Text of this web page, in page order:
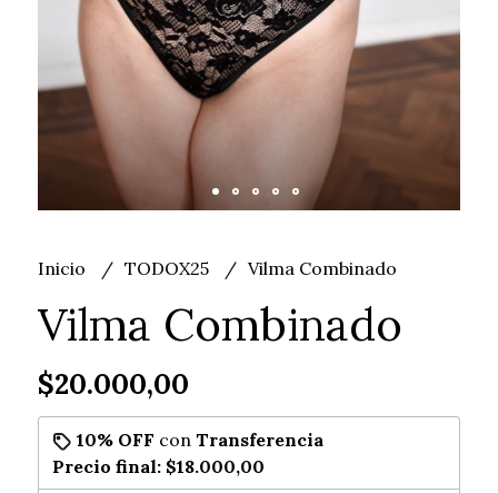
Inicio TODOX25 Vilma Combinado
Vilma Combinado
$20.000,00
10% OFF con Transferencia
Precio final: $18.000,00